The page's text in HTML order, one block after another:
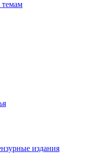
издания